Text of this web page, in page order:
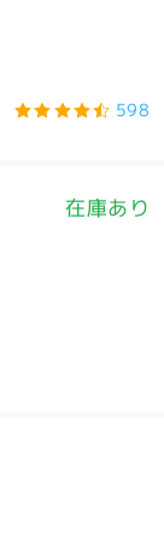
598
在庫あり